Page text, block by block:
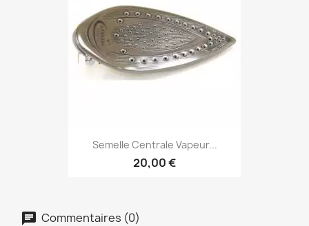
Semelle Centrale Vapeur...
20,00 €
Commentaires (0)